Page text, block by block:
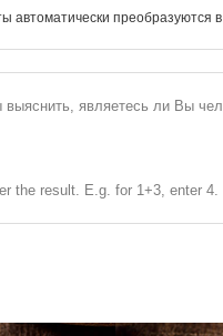
автоматически преобразуются
выяснить, являетесь ли Вы
the result. E.g. for 1+3, enter 4.